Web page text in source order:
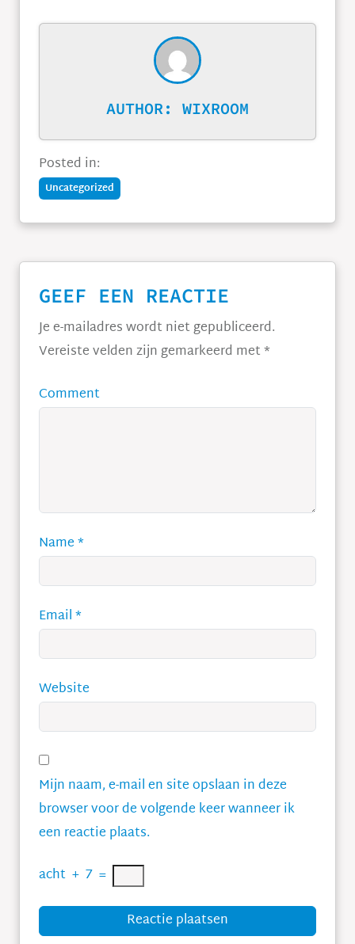
AUTHOR: WIXROOM
Posted in:
Uncategorized
GEEF EEN REACTIE
Je e-mailadres wordt niet gepubliceerd.
Vereiste velden zijn gemarkeerd met*
Comment
Name*
Email*
Website
Mijn naam, e-mail en site opslaan in deze
browser voor de volgende keer wanneer ik
een reactie plaats.
acht + 7 =
Reactie plaatsen